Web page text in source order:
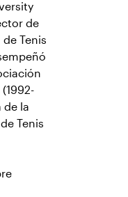
de
Tenis
de la
Tenis